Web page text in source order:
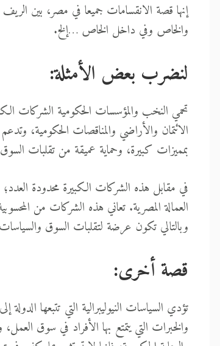
إنها قصة الانقسامات جميعا في مصر، بين الريف
والخاص وفي داخل الخاص …إلخ.
لنضرب بعض الأمثلة:
تحمي النخب والمؤسسات الحكومية الشركات
الائتمان والأراضي والمناقصات الحكومية،
بمميزات كبيرة، وحماية عميقة من تقلبات السوق
العمالة المصرية. تعاني هذه الشركات من
وبالتالي تكون عرضة لتقلبات السوق والسياسات
قصة أخرى:
تؤدي السياسات النيوليبرالية التي تتبعها
والخبرات التي يتمتع بها الأفراد في سوق